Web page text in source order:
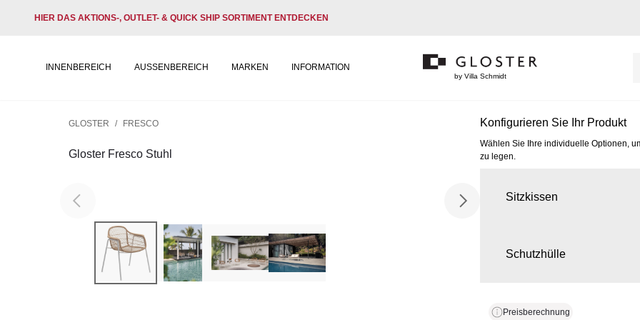
HIER DAS AKTIONS-, OUTLET- & QUICK SHIP SORTIMENT ENTDECKEN
INNENBEREICH AUSSENBEREICH MARKEN INFORMATION
by Villa Schmidt
GLOSTER / FRESCO
Gloster Fresco Stuhl
Konfigurieren Sie Ihr Produkt
Wählen Sie Ihre individuelle Optionen,
zu legen.
Sitzkissen
Schutzhülle
Preisberechnung